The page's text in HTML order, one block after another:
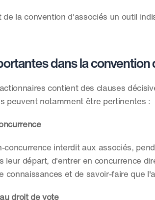
de la convention d'associés un outil
dans la convention
contient des clauses
peuvent notamment être pertinentes :
concurrence interdit aux associés,
leur départ, d'entrer en concurrence
connaissances et de savoir-faire que
droit de vote